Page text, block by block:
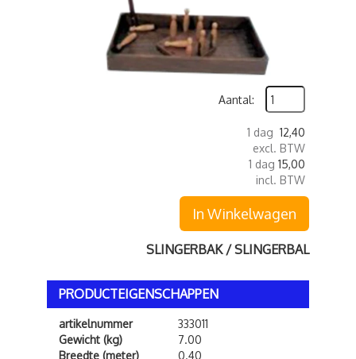
Aantal:
1 dag 12,40
excl. BTW
1 dag 15,00
incl. BTW
In Winkelwagen
SLINGERBAK / SLINGERBAL
PRODUCTEIGENSCHAPPEN
artikelnummer
333011
Gewicht (kg)
7.00
Breedte (meter)
0.40